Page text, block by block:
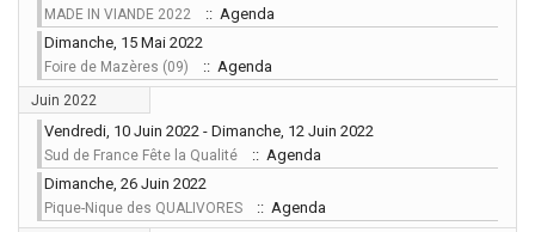
MADE IN VIANDE 2022
:: Agenda
Dimanche, 15 Mai 2022
Foire de Mazères (09) :: Agenda
Juin 2022
Vendredi, 10 Juin 2022 - Dimanche, 12 Juin 2022
Sud de France Fête la Qualité
:: Agenda
Dimanche, 26 Juin 2022
Pique-Nique des QUALIVORES :: Agenda